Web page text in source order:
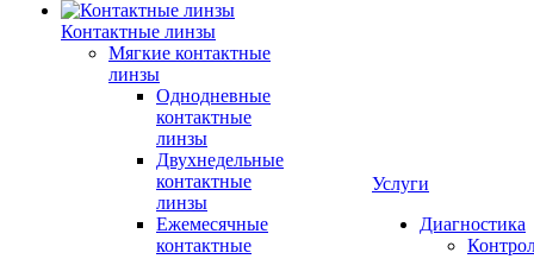
Контактные линзы
Мягкие контактные
линзы
Однодневные
контактные
линзы
Двухнедельные
контактные
линзы
Ежемесячные
контактные
Услуги
Диагностика